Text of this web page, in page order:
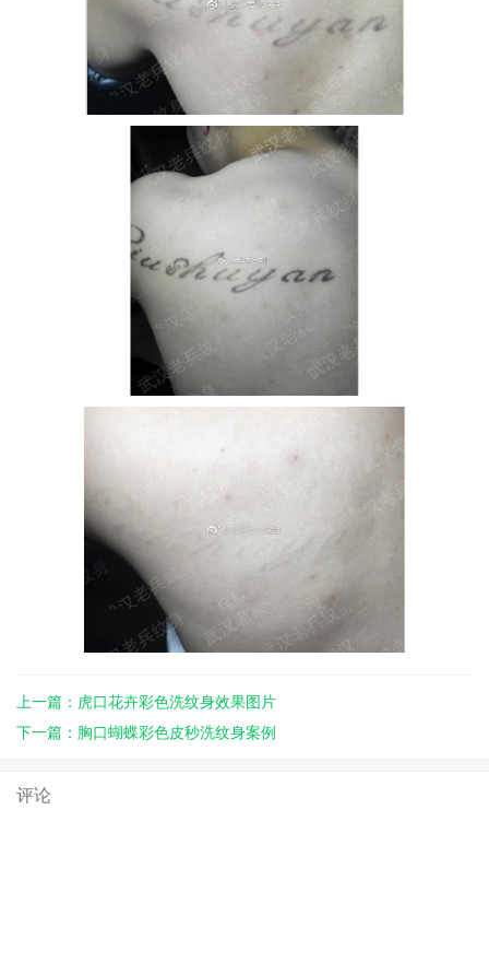
上一篇：虎口花卉彩色洗纹身效果图片
下一篇：胸口蝴蝶彩色皮秒洗纹身案例